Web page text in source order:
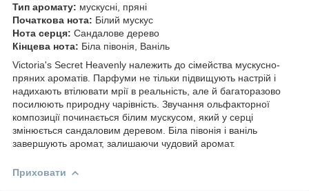
Тип аромату: мускусні, пряні
Початкова нота: Білий мускус
Нота серця: Сандалове дерево
Кінцева нота: Біла півонія, Ваніль
Victoria's Secret Heavenly належить до сімейства мускусно-
пряних ароматів. Парфуми не тільки підвищують настрій і
надихають втілювати мрії в реальність, але й багаторазово
посилюють природну чарівність. Звучання ольфакторної
композиції починається білим мускусом, який у серці
змінюється сандаловим деревом. Біла півонія і ваніль
завершують аромат, залишаючи чудовий аромат.
Приховати